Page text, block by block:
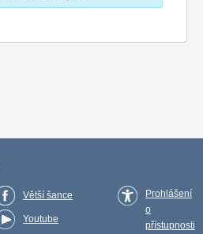
Větší šance
Youtube
Prohlášení
o
přístupnosti